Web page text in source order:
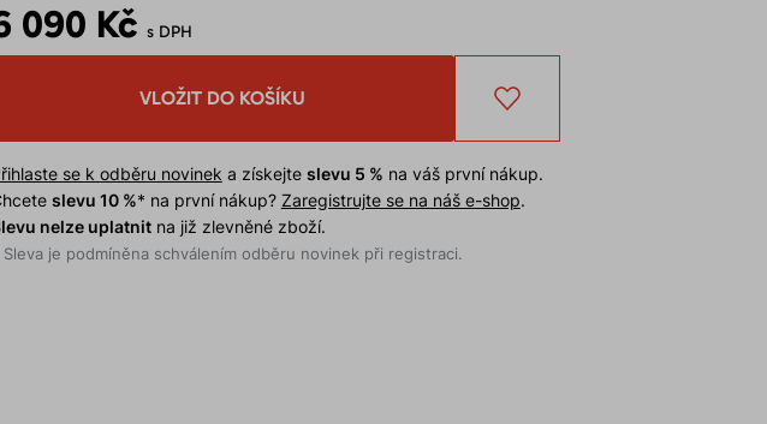
090 Kč s DPH
VLOŽIT DO KOŠÍKU
se k odběru novinek a získejte slevu 5 % na váš první nákup.
slevu 10 %* na první nákup? Zaregistrujte se na náš e-shop.
nelze uplatnitna již zlevněné zboží.
Sleva je podmíněna schválením odběru novinek při registraci.